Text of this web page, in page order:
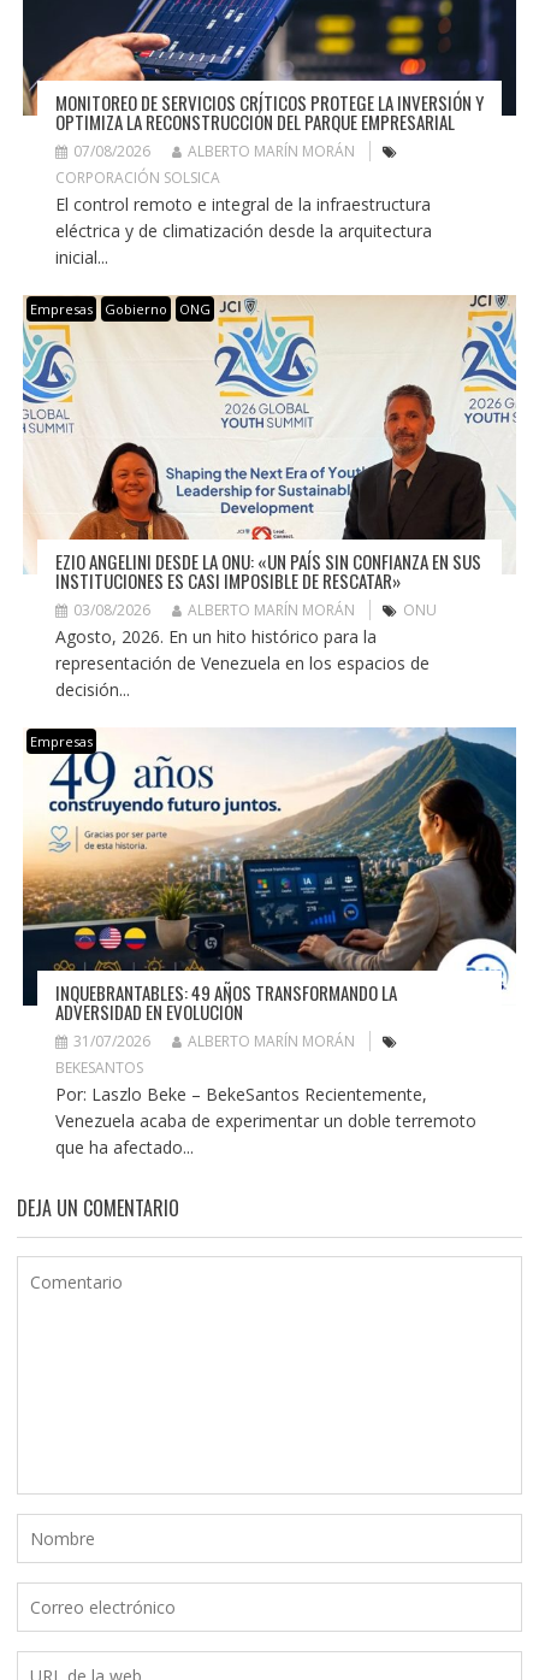
MONITOREO DE SERVICIOS CRÍTICOS PROTEGE LA INVERSIÓN Y
OPTIMIZA LA RECONSTRUCCIÓN DEL PARQUE EMPRESARIAL
07/08/2026
ALBERTO MARÍN MORÁN
CORPORACIÓN SOLSICA
El control remoto e integral de la infraestructura
eléctrica y de climatización desde la arquitectura
inicial...
Empresas Gobierno ONG
EZIO ANGELINI DESDE LA ONU: «UN PAÍS SIN CONFIANZA EN SUS
INSTITUCIONES ES CASI IMPOSIBLE DE RESCATAR»
03/08/2026 ALBERTO MARÍN MORÁN ONU
Agosto, 2026. En un hito histórico para la
representación de Venezuela en los espacios de
decisión...
Empresas
INQUEBRANTABLES: 49 AÑOS TRANSFORMANDO LA
ADVERSIDAD EN EVOLUCIÓN
31/07/2026
ALBERTO MARÍN MORÁN
BEKESANTOS
Por: Laszlo Beke – BekeSantos Recientemente,
Venezuela acaba de experimentar un doble terremoto
que ha afectado...
DEJA UN COMENTARIO